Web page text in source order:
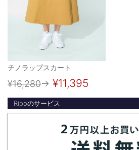
チノラップスカート
¥16,280→ ¥11,395
Ripoのサービス